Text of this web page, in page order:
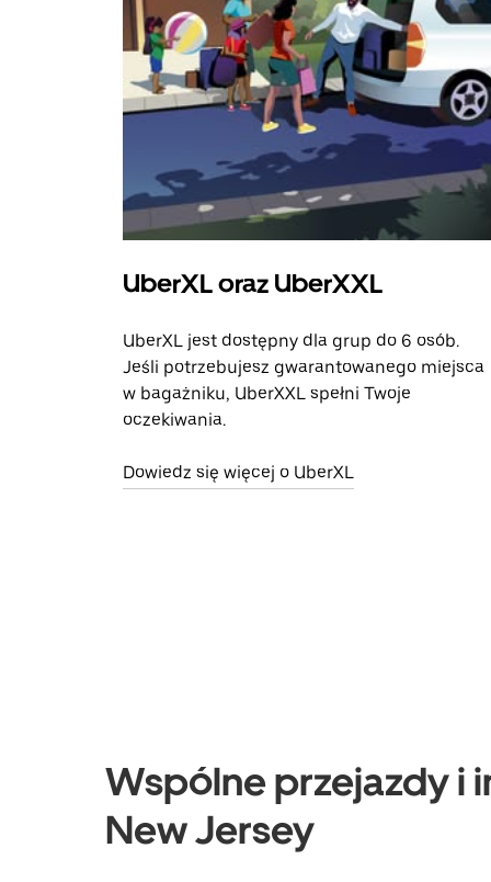
UberXL oraz UberXXL
UberXL jest dostępny dla grup do 6 osób.
Jeśli potrzebujesz gwarantowanego miejsca
w bagażniku, UberXXL spełni Twoje
oczekiwania.
Dowiedz się więcej o UberXL
Wspólne przejazdy i
New Jersey